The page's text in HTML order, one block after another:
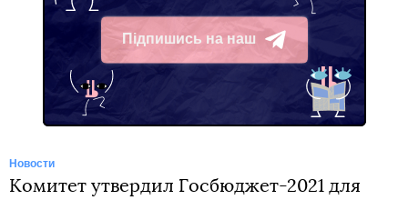
Підпишись на наш
Telegram
Новости
Комитет утвердил Госбюджет-2021 для